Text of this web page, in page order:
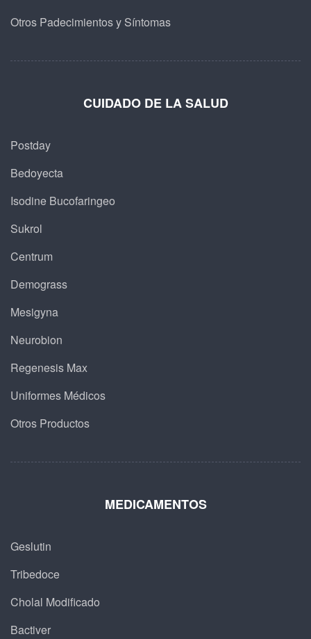
Otros Padecimientos y Síntomas
CUIDADO DE LA SALUD
Postday
Bedoyecta
Isodine Bucofaringeo
Sukrol
Centrum
Demograss
Mesigyna
Neurobion
Regenesis Max
Uniformes Médicos
Otros Productos
MEDICAMENTOS
Geslutin
Tribedoce
Cholal Modificado
Bactiver